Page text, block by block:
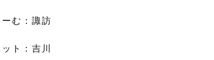
む：諏訪
ト：吉川